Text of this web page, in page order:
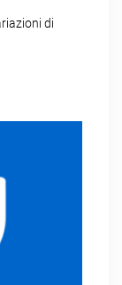
di